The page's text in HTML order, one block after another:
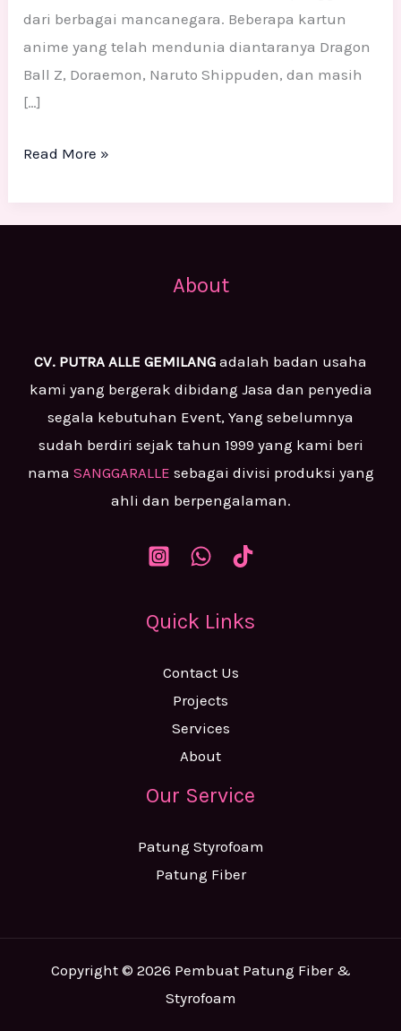
dari berbagai mancanegara. Beberapa kartun
anime yang telah mendunia diantaranya Dragon
Ball Z, Doraemon, Naruto Shippuden, dan masih
[…]
Read More »
About
CV. PUTRA ALLE GEMILANG adalah badan usaha
kami yang bergerak dibidang Jasa dan penyedia
segala kebutuhan Event, Yang sebelumnya
sudah berdiri sejak tahun 1999 yang kami beri
nama SANGGARALLE sebagai divisi produksi yang
ahli dan berpengalaman.
Quick Links
Contact Us
Projects
Services
About
Our Service
Patung Styrofoam
Patung Fiber
Copyright © 2026 Pembuat Patung Fiber &
Styrofoam